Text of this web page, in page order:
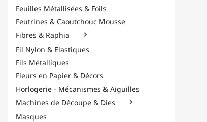
Feuilles Métallisées & Foils
Feutrines & Caoutchouc Mousse
Fibres & Raphia

Fil Nylon & Elastiques
Fils Métalliques
Fleurs en Papier & Décors
Horlogerie - Mécanismes & Aiguilles
Machines de Découpe & Dies

Masques